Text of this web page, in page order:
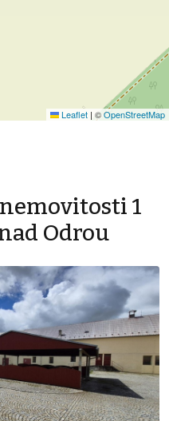
Leaflet | ©OpenStreetMap
1
Odrou